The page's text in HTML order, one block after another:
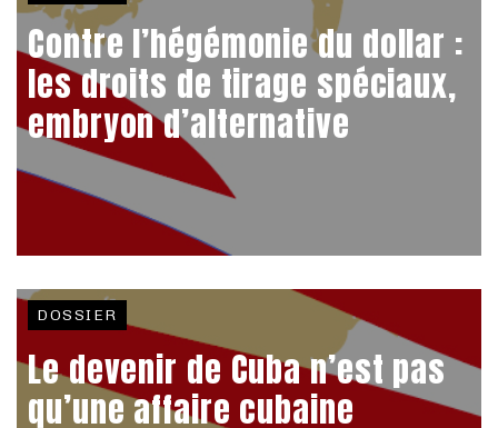
Contre l’hégémonie du dollar :
les droits de tirage spéciaux,
embryon d’alternative
DOSSIER
Le devenir de Cuba n’est pas
qu’une affaire cubaine